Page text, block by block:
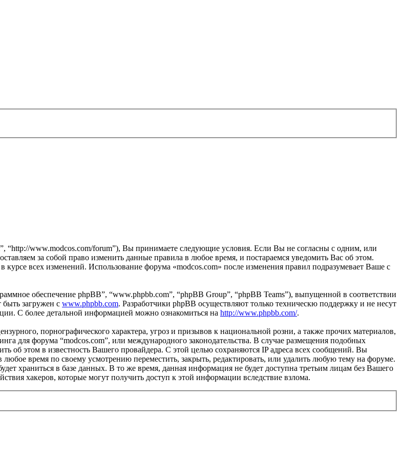
“http://www.modcos.com/forum”), Вы принимаете следующие условия. Если Вы не согласны с одним, или
за собой право изменить данные правила в любое время, и постараемся уведомить Вас об этом.
всех изменений. Использование форума «modcos.com» после изменения правил подразумевает Ваше с
обеспечение phpBB”, “www.phpbb.com”, “phpBB Group”, “phpBB Teams”), выпущенной в соответствии
загружен с www.phpbb.com. Разработчики phpBB осуществляют только техническю поддержку и не несут
С более детальной информацией можно ознакомиться на http://www.phpbb.com/.
порнографического характера, угроз и призывов к национальной розни, а также прочих материалов,
для форума “modcos.com”, или международного законодательства. В случае размещения подобных
об этом в известность Вашего провайдера. С этой целью сохраняются IP адреса всех сообщений. Вы
любое время по своему усмотрению переместить, закрыть, редактировать, или удалить любую тему на форуме.
храниться в базе данных. В то же время, данная информация не будет доступна третьим лицам без Вашего
хакеров, которые могут получить доступ к этой информации вследствие взлома.